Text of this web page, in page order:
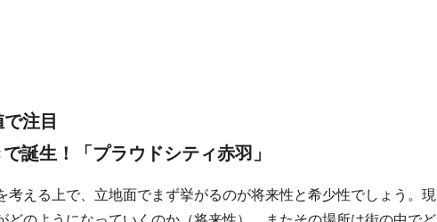
注目
誕生！「プラウドシティ赤羽」
考える上で、立地面でまず挙がるのが将来性と希少性でしょう。現